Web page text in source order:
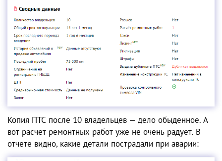
Копия ПТС после 10 владельцев — дело обыденное. А
вот расчет ремонтных работ уже не очень радует. В
отчете видно, какие детали пострадали при аварии: